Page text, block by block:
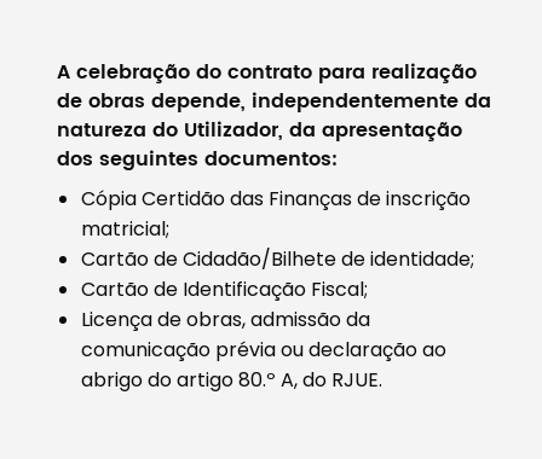
A celebração do contrato para realização
de obras depende, independentemente da
natureza do Utilizador, da apresentação
dos seguintes documentos:
Cópia Certidão das Finanças de inscrição
matricial;
Cartão de Cidadão/Bilhete de identidade;
Cartão de Identificação Fiscal;
Licença de obras, admissão da
comunicação prévia ou declaração ao
abrigo do artigo 80.º A, do RJUE.